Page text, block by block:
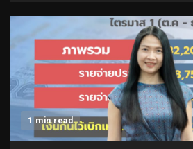
1 min read